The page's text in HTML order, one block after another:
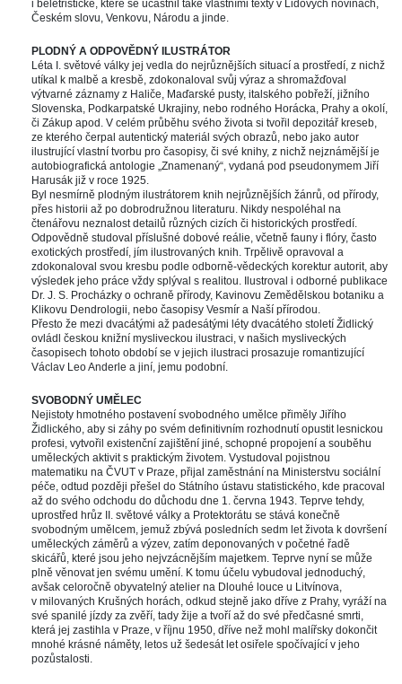
i beletristické, které se účastnil také vlastními texty v Lidových novinách,
Českém slovu, Venkovu, Národu a jinde.
PLODNÝ A ODPOVĚDNÝ ILUSTRÁTOR
Léta I. světové války jej vedla do nejrůznějších situací a prostředí, z nichž
utíkal k malbě a kresbě, zdokonaloval svůj výraz a shromažďoval
výtvarné záznamy z Haliče, Maďarské pusty, italského pobřeží, jižního
Slovenska, Podkarpatské Ukrajiny, nebo rodného Horácka, Prahy a okolí,
či Zákup apod. V celém průběhu svého života si tvořil depozitář kreseb,
ze kterého čerpal autentický materiál svých obrazů, nebo jako autor
ilustrující vlastní tvorbu pro časopisy, či své knihy, z nichž nejznámější je
autobiografická antologie „Znamenaný“, vydaná pod pseudonymem Jiří
Harusák již v roce 1925.
Byl nesmírně plodným ilustrátorem knih nejrůznějších žánrů, od přírody,
přes historii až po dobrodružnou literaturu. Nikdy nespoléhal na
čtenářovu neznalost detailů různých cizích či historických prostředí.
Odpovědně studoval příslušné dobové reálie, včetně fauny i flóry, často
exotických prostředí, jím ilustrovaných knih. Trpělivě opravoval a
zdokonaloval svou kresbu podle odborně-vědeckých korektur autorit, aby
výsledek jeho práce vždy splýval s realitou. Ilustroval i odborné publikace
Dr. J. S. Procházky o ochraně přírody, Kavinovu Zemědělskou botaniku a
Klikovu Dendrologii, nebo časopisy Vesmír a Naší přírodou.
Přesto že mezi dvacátými až padesátými léty dvacátého století Židlický
ovládl českou knižní mysliveckou ilustraci, v našich mysliveckých
časopisech tohoto období se v jejich ilustraci prosazuje romantizující
Václav Leo Anderle a jiní, jemu podobní.
SVOBODNÝ UMĚLEC
Nejistoty hmotného postavení svobodného umělce přiměly Jiřího
Židlického, aby si záhy po svém definitivním rozhodnutí opustit lesnickou
profesi, vytvořil existenční zajištění jiné, schopné propojení a souběhu
uměleckých aktivit s praktickým životem. Vystudoval pojistnou
matematiku na ČVUT v Praze, přijal zaměstnání na Ministerstvu sociální
péče, odtud později přešel do Státního ústavu statistického, kde pracoval
až do svého odchodu do důchodu dne 1. června 1943. Teprve tehdy,
uprostřed hrůz II. světové války a Protektorátu se stává konečně
vobodným umělcem, jemuž zbývá posledních sedm let života k dovršení
uměleckých záměrů a výzev, zatím deponovaných v početné řadě
kicářů, které jsou jeho nejvzácnějším majetkem. Teprve nyní se může
plně věnovat jen svému umění. K tomu účelu vybudoval jednoduchý,
avšak celoročně obyvatelný atelier na Dlouhé louce u Litvínova,
v milovaných Krušných horách, odkud stejně jako dříve z Prahy, vyráží na
vé spanilé jízdy za zvěří, tady žije a tvoří až do své předčasné smrti,
která jej zastihla v Praze, v říjnu 1950, dříve než mohl malířsky dokončit
mnohé krásné náměty, letos už šedesát let osiřele spočívající v jeho
pozůstalosti.